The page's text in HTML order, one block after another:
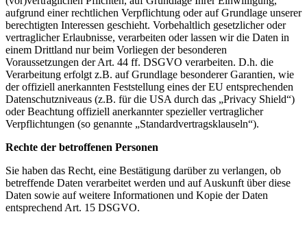
aufgrund einer rechtlichen Verpflichtung oder auf Grundlage unserer
berechtigten Interessen geschieht. Vorbehaltlich gesetzlicher oder
vertraglicher Erlaubnisse, verarbeiten oder lassen wir die Daten in
einem Drittland nur beim Vorliegen der besonderen
Voraussetzungen der Art. 44 ff. DSGVO verarbeiten. D.h. die
Verarbeitung erfolgt z.B. auf Grundlage besonderer Garantien, wie
der offiziell anerkannten Feststellung eines der EU entsprechenden
Datenschutzniveaus (z.B. für die USA durch das „Privacy Shield“)
oder Beachtung offiziell anerkannter spezieller vertraglicher
Verpflichtungen (so genannte „Standardvertragsklauseln“).
Rechte der betroffenen Personen
Sie haben das Recht, eine Bestätigung darüber zu verlangen, ob
betreffende Daten verarbeitet werden und auf Auskunft über diese
Daten sowie auf weitere Informationen und Kopie der Daten
entsprechend Art. 15 DSGVO.